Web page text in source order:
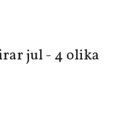
jul - 4 olika